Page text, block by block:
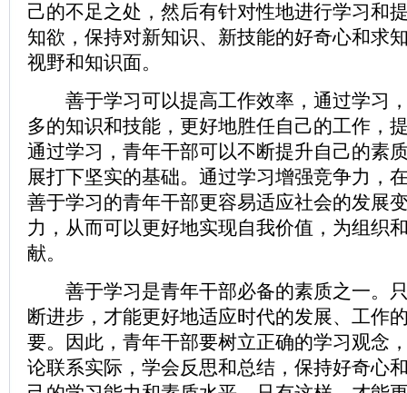
己的不足之处，然后有针对性地进行学习和
知欲，保持对新知识、新技能的好奇心和求
视野和知识面。
善于学习可以提高工作效率，通过学习
多的知识和技能，更好地胜任自己的工作，
通过学习，青年干部可以不断提升自己的素
展打下坚实的基础。通过学习增强竞争力，
善于学习的青年干部更容易适应社会的发展
力，从而可以更好地实现自我价值，为组织
献。
善于学习是青年干部必备的素质之一。
断进步，才能更好地适应时代的发展、工作
要。因此，青年干部要树立正确的学习观念
论联系实际，学会反思和总结，保持好奇心